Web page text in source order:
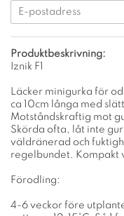
Produktbeskrivning:
Iznik F1
Läcker minigurka för
ca 10cm långa med
Motståndskraftig mot
Skörda ofta, låt inte
väldränerad och
regelbundet. Kompakt
Förodling:
4-6 veckor före